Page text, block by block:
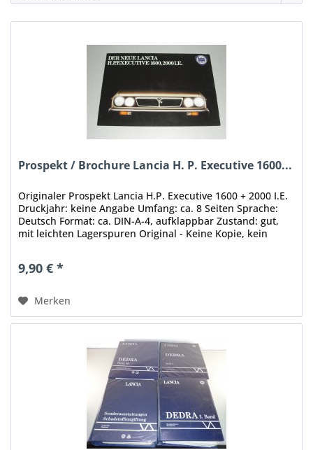
Prospekt / Brochure Lancia H. P. Executive 1600...
Originaler Prospekt Lancia H.P. Executive 1600 + 2000 I.E.
Druckjahr: keine Angabe Umfang: ca. 8 Seiten Sprache:
Deutsch Format: ca. DIN-A-4, aufklappbar Zustand: gut,
mit leichten Lagerspuren Original - Keine Kopie, kein
9,90 € *
Merken